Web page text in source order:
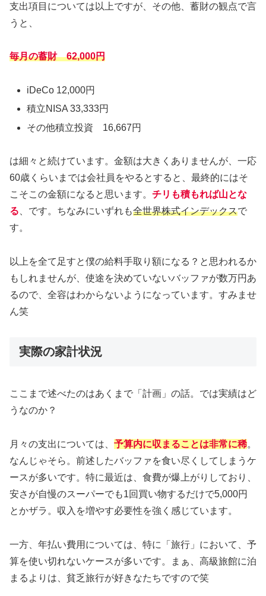
支出項目については以上ですが、その他、蓄財の観点で言
うと、
毎月の蓄財 62,000円
iDeCo 12,000円
積立NISA 33,333円
その他積立投資 16,667円
は細々と続けています。金額は大きくありませんが、一応
60歳くらいまでは会社員をやるとすると、最終的にはそ
こそこの金額になると思います。 チリも積もれば山とな
る 、です。ちなみにいずれも全世界株式インデックスで
す。
以上を全て足すと僕の給料手取り額になる？と思われるか
もしれませんが、使途を決めていないバッファが数万円あ
るので、全容はわからないようになっています。すみませ
ん笑
実際の家計状況
ここまで述べたのはあくまで「計画」の話。では実績はど
うなのか？
月々の支出については、 予算内に収まることは非常に稀。
なんじゃそら。前述したバッファを食い尽くしてしまうケ
ースが多いです。特に最近は、食費が爆上がりしており、
安さが自慢のスーパーでも1回買い物するだけで5,000円
とかザラ。収入を増やす必要性を強く感じています。
一方、年払い費用については、特に「旅行」において、予
算を使い切れないケースが多いです。まぁ、高級旅館に泊
まるよりは、貧乏旅行が好きなたちですので笑